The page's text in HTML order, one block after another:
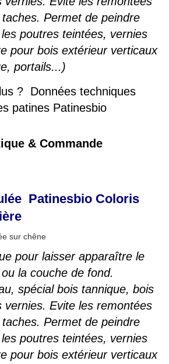
Permet de peindre
poutres teintées, vernies
pour bois extérieur verticaux
portails...)
? Données techniques
patines Patinesbio
& Commande
Patinesbio Coloris
pour laisser apparaître le
la couche de fond.
spécial bois tannique, bois
vernies. Evite les remontées
Permet de peindre
poutres teintées, vernies
pour bois extérieur verticaux